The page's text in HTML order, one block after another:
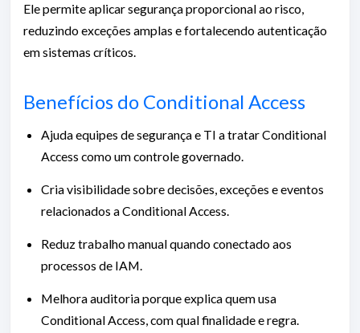
Ele permite aplicar segurança proporcional ao risco,
reduzindo exceções amplas e fortalecendo autenticação
em sistemas críticos.
Benefícios do Conditional Access
Ajuda equipes de segurança e TI a tratar Conditional
Access como um controle governado.
Cria visibilidade sobre decisões, exceções e eventos
relacionados a Conditional Access.
Reduz trabalho manual quando conectado aos
processos de IAM.
Melhora auditoria porque explica quem usa
Conditional Access, com qual finalidade e regra.